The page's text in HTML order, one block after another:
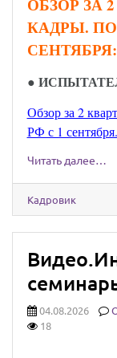
КАДРЫ.
СЕНТЯБРЯ:
●
Обзор за 2
РФ с 1 сентября.
Читать далее…
Кадровик
04.08.2026
18